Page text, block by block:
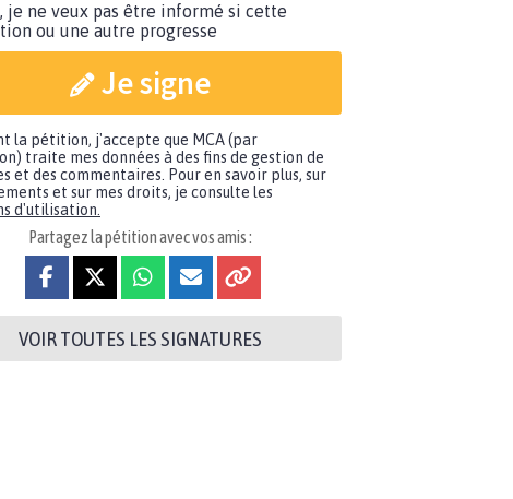
je ne veux pas être informé si cette
ou une autre progresse
Je signe
la pétition, j'accepte que MCA (par
traite mes données à des fins de gestion de
et des commentaires. Pour en savoir plus, sur
et sur mes droits, je consulte les
d'utilisation.
Partagez la pétition avec vos amis :
VOIR TOUTES LES SIGNATURES